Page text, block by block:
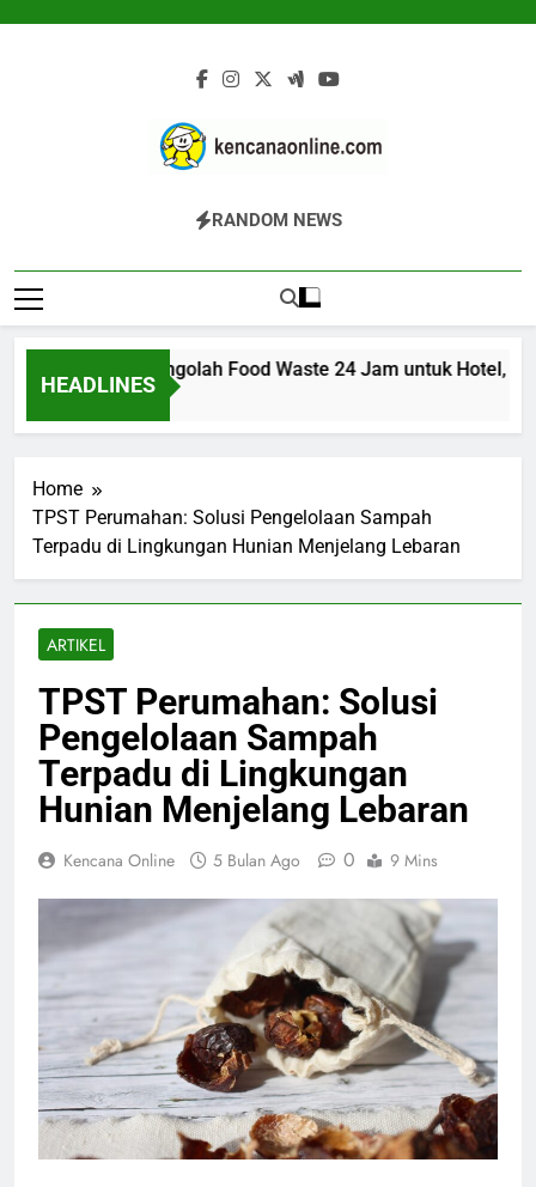
Kencana Online
Jasa Pengelolaan Sampah Kawasan
Dan Industri
RANDOM NEWS
HEADLINES
Mesin Pengolah Food Waste 24 Jam untuk Hotel,
Home
TPST Perumahan: Solusi Pengelolaan Sampah
Terpadu di Lingkungan Hunian Menjelang Lebaran
ARTIKEL
TPST Perumahan: Solusi
Pengelolaan Sampah
Terpadu di Lingkungan
Hunian Menjelang Lebaran
Kencana Online 5 Bulan Ago 0 9 Mins